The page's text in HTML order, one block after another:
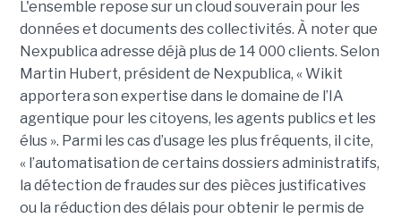
L'ensemble repose sur un cloud souverain pour les
données et documents des collectivités. À noter que
Nexpublica adresse déjà plus de 14 000 clients. Selon
Martin Hubert, président de Nexpublica, « Wikit
apportera son expertise dans le domaine de l’IA
agentique pour les citoyens, les agents publics et les
élus ». Parmi les cas d’usage les plus fréquents, il cite,
« l’automatisation de certains dossiers administratifs,
la détection de fraudes sur des pièces justificatives
ou la réduction des délais pour obtenir le permis de